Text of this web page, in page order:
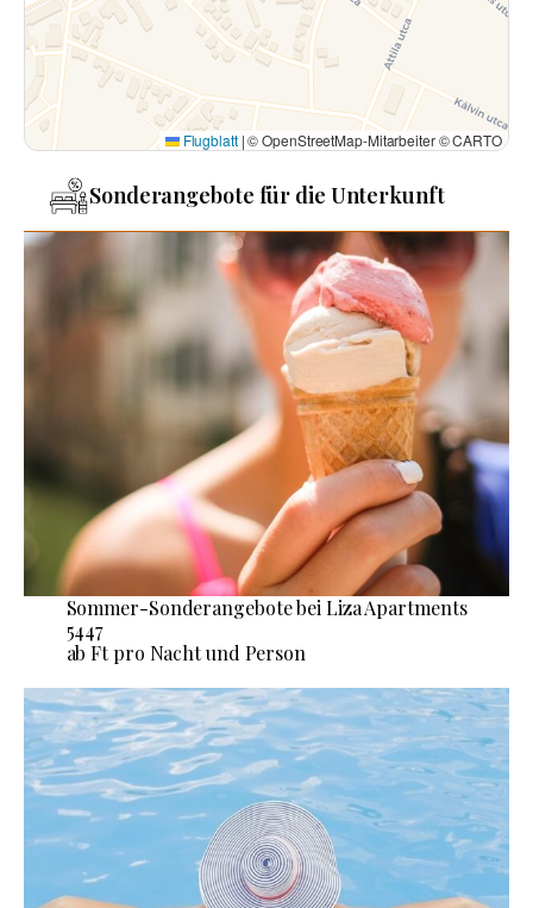
Flugblatt |© OpenStreetMap-Mitarbeiter © CARTO
Sonderangebote für die Unterkunft
Sommer-Sonderangebote bei Liza Apartments
5447
ab Ft pro Nacht und Person